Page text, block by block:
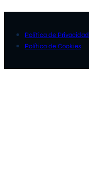
Política de Privacidad
Política de Cookies